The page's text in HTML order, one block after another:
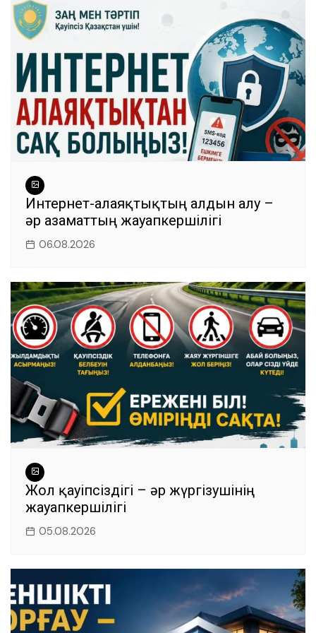
Интернет-алаяқтықтың алдын алу –
әр азаматтың жауапкершілігі
06.08.2026
Жол қауіпсіздігі – әр жүргізушінің
жауапкершілігі
05.08.2026